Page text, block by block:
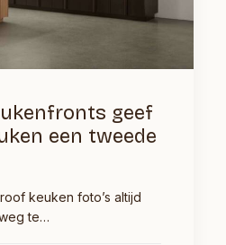
geef
een tweede
keuken foto’s altijd
te…